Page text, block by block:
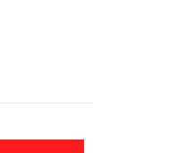
準，若有關於